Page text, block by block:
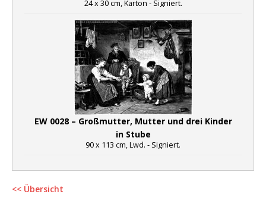
24 x 30 cm, Karton - Signiert.
EW 0028 – Großmutter, Mutter und drei Kinder
in Stube
90 x 113 cm, Lwd. - Signiert.
<< Übersicht